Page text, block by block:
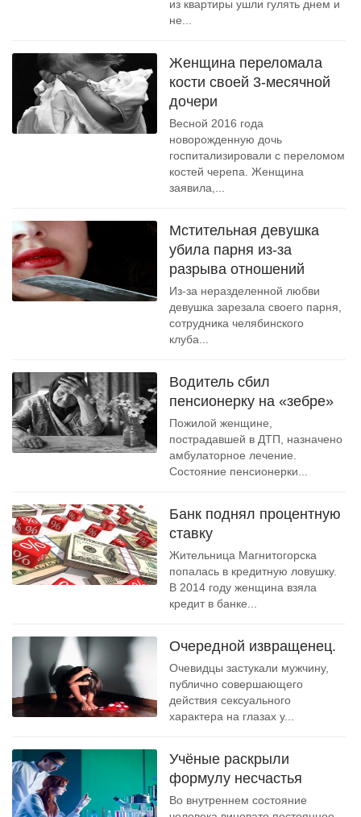
из квартиры ушли гулять днем и
не...
Женщина переломала
кости своей 3-месячной
дочери
Весной 2016 года
новорожденную дочь
госпитализировали с переломом
костей черепа. Женщина
заявила,...
Мстительная девушка
убила парня из-за
разрыва отношений
Из-за неразделенной любви
девушка зарезала своего парня,
сотрудника челябинского
клуба...
Водитель сбил
пенсионерку на «зебре»
Пожилой женщине,
пострадавшей в ДТП, назначено
амбулаторное лечение.
Состояние пенсионерки...
Банк поднял процентную
ставку
Жительница Магнитогорска
попалась в кредитную ловушку.
В 2014 году женщина взяла
кредит в банке...
Очередной извращенец.
Очевидцы застукали мужчину,
публично совершающего
действия сексуального
характера на глазах у...
Учёные раскрыли
формулу несчастья
Во внутреннем состояние